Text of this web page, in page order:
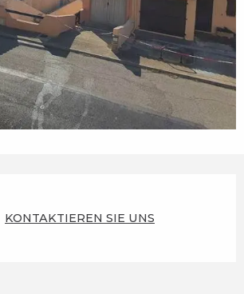
KONTAKTIEREN SIE UNS